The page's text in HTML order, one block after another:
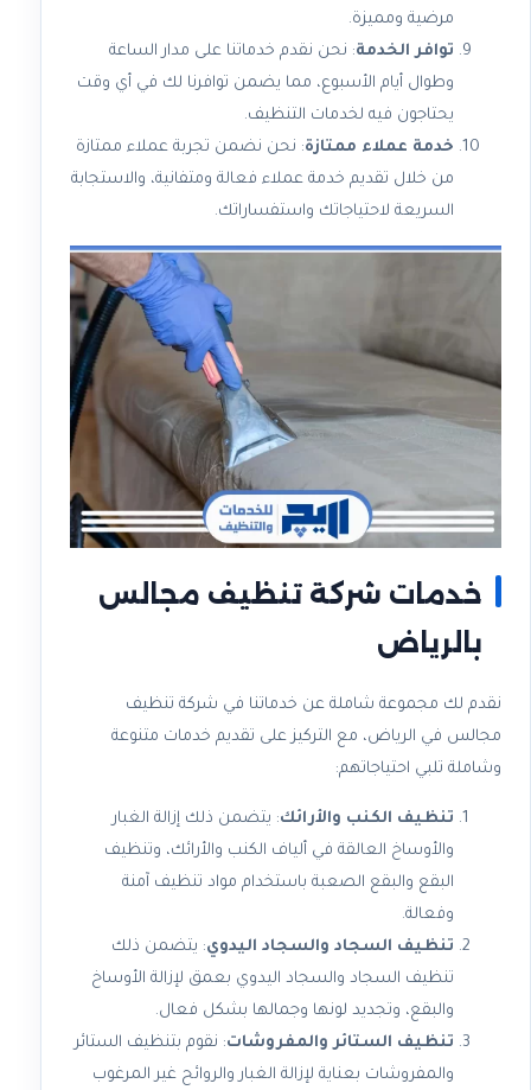
مرضية ومميزة.
توافر الخدمة: نحن نقدم خدماتنا على مدار الساعة
وطوال أيام الأسبوع، مما يضمن توافرنا لك في أي وقت
يحتاجون فيه لخدمات التنظيف.
خدمة عملاء ممتازة: نحن نضمن تجربة عملاء ممتازة
من خلال تقديم خدمة عملاء فعالة ومتفانية، والاستجابة
السريعة لاحتياجاتك واستفساراتك.
خدمات شركة تنظيف مجالس
بالرياض
نقدم لك مجموعة شاملة عن خدماتنا في شركة تنظيف
مجالس في الرياض، مع التركيز على تقديم خدمات متنوعة
وشاملة تلبي احتياجاتهم:
تنظيف الكنب والأرائك: يتضمن ذلك إزالة الغبار
والأوساخ العالقة في ألياف الكنب والأرائك، وتنظيف
البقع والبقع الصعبة باستخدام مواد تنظيف آمنة
وفعالة.
تنظيف السجاد والسجاد اليدوي: يتضمن ذلك
تنظيف السجاد والسجاد اليدوي بعمق لإزالة الأوساخ
والبقع، وتجديد لونها وجمالها بشكل فعال.
تنظيف الستائر والمفروشات: نقوم بتنظيف الستائر
والمفروشات بعناية لإزالة الغبار والروائح غير المرغوب